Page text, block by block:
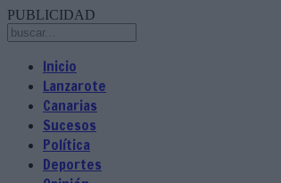
PUBLICIDAD
Inicio
Lanzarote
Canarias
Sucesos
Política
Deportes